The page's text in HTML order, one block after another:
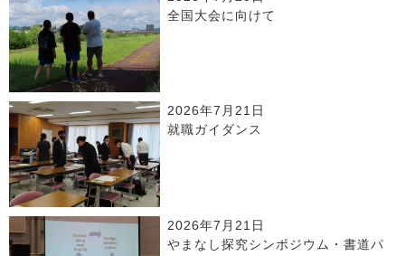
全国大会に向けて
2026年7月21日
就職ガイダンス
2026年7月21日
やまなし探究シンポジウム・書道パ